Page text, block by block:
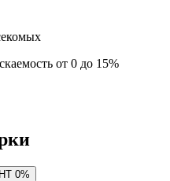
от 0 до 15%
0%